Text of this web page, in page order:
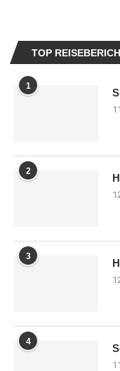
TOP
1
2
3
4